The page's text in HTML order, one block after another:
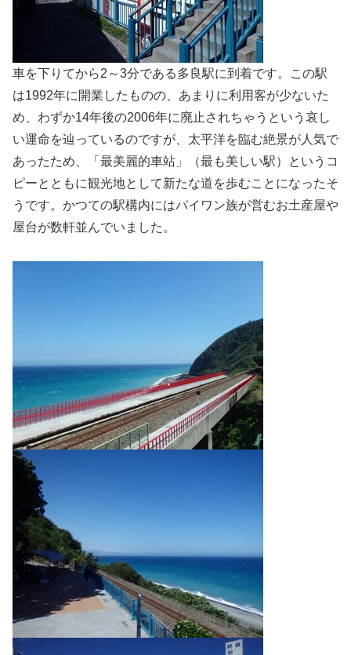
車を下りてから2～3分である多良駅に到着です。この駅
は1992年に開業したものの、あまりに利用客が少ないた
め、わずか14年後の2006年に廃止されちゃうという哀し
い運命を辿っているのですが、太平洋を臨む絶景が人気で
あったため、「最美麗的車站」（最も美しい駅）というコ
ピーとともに観光地として新たな道を歩むことになったそ
うです。かつての駅構内にはパイワン族が営むお土産屋や
屋台が数軒並んでいました。